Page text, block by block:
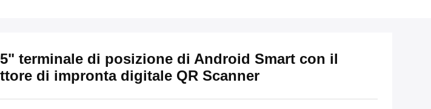
terminale di posizione di Android Smart con il
di impronta digitale QR Scanner